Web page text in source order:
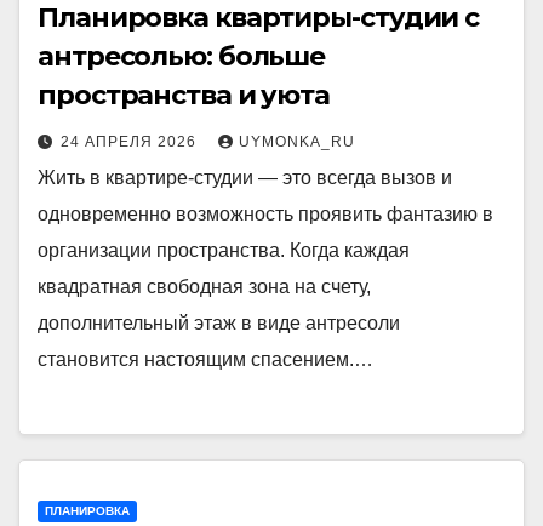
Планировка квартиры-студии с
антресолью: больше
пространства и уюта
24 АПРЕЛЯ 2026 UYMONKA_RU
Жить в квартире-студии — это всегда вызов и
одновременно возможность проявить фантазию в
организации пространства. Когда каждая
квадратная свободная зона на счету,
дополнительный этаж в виде антресоли
становится настоящим спасением.…
ПЛАНИРОВКА